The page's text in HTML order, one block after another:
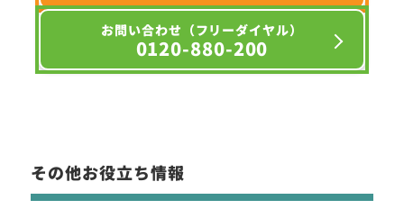
お問い合わせ（フリーダイヤル）
0120-880-200
その他お役立ち情報